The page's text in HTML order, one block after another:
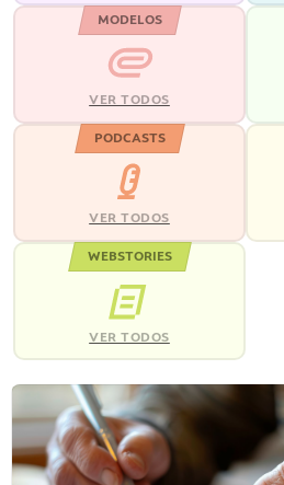
MODELOS
VER TODOS
PODCASTS
VER TODOS
WEBSTORIES
VER TODOS